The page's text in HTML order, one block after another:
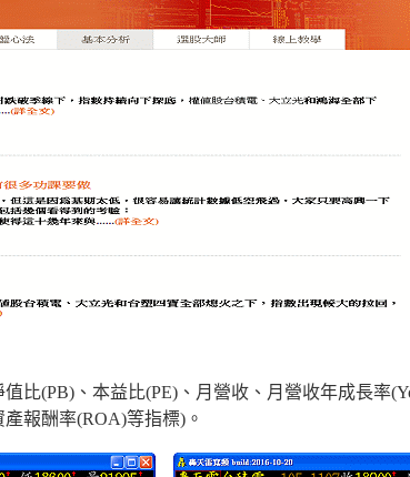
比(PB)、本益比(PE)、月營收、月營收年成長率
報酬率(ROA)等指標)。